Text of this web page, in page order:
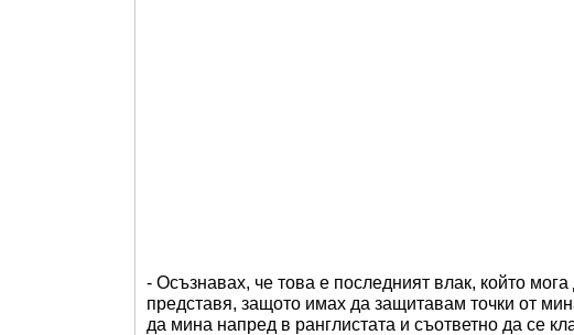
- Осъзнавах, че това е последният влак, който
представя, защото имах да защитавам точки от
да мина напред в ранглистата и съответно да се